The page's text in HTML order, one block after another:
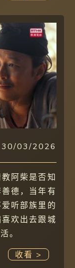
30/03/2026
阿柴是否知
德，当年有
听部族里的
欢出去跟城
。
收看 >